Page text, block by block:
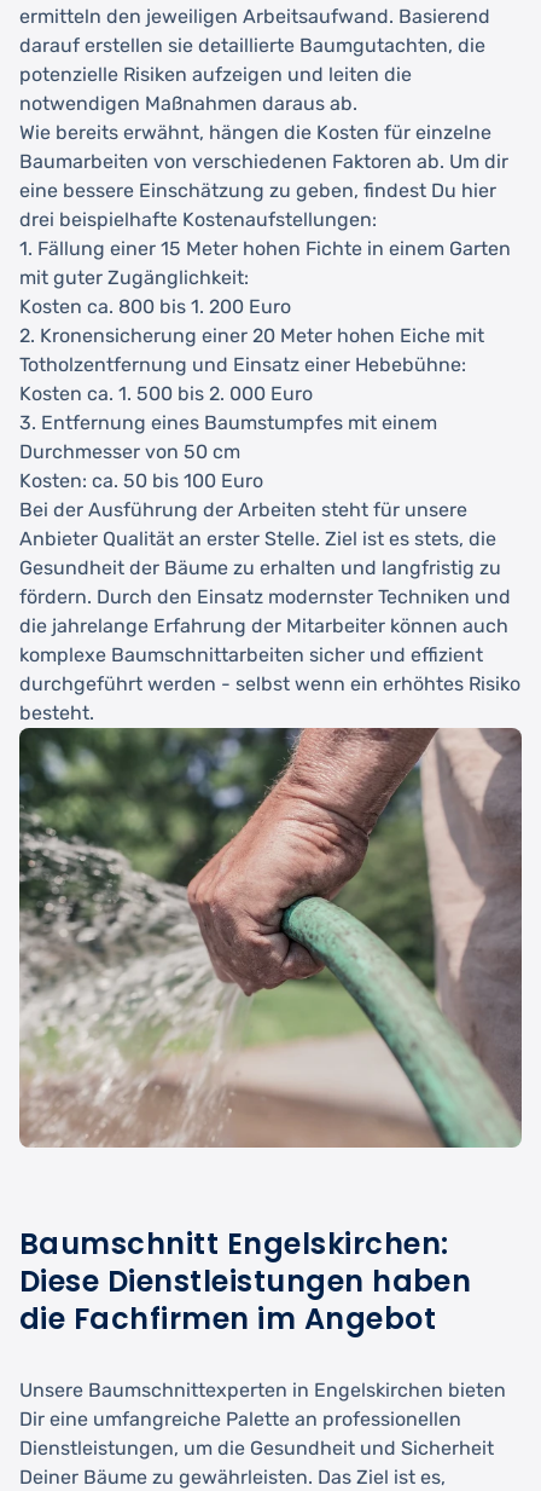
ermitteln den jeweiligen Arbeitsaufwand. Basierend
darauf erstellen sie detaillierte Baumgutachten, die
potenzielle Risiken aufzeigen und leiten die
notwendigen Maßnahmen daraus ab.
Wie bereits erwähnt, hängen die Kosten für einzelne
Baumarbeiten von verschiedenen Faktoren ab. Um dir
eine bessere Einschätzung zu geben, findest Du hier
drei beispielhafte Kostenaufstellungen:
1. Fällung einer 15 Meter hohen Fichte in einem Garten
mit guter Zugänglichkeit:
Kosten ca. 800 bis 1. 200 Euro
2. Kronensicherung einer 20 Meter hohen Eiche mit
Totholzentfernung und Einsatz einer Hebebühne:
Kosten ca. 1. 500 bis 2. 000 Euro
3. Entfernung eines Baumstumpfes mit einem
Durchmesser von 50 cm
Kosten: ca. 50 bis 100 Euro
Bei der Ausführung der Arbeiten steht für unsere
Anbieter Qualität an erster Stelle. Ziel ist es stets, die
Gesundheit der Bäume zu erhalten und langfristig zu
fördern. Durch den Einsatz modernster Techniken und
die jahrelange Erfahrung der Mitarbeiter können auch
komplexe Baumschnittarbeiten sicher und effizient
durchgeführt werden - selbst wenn ein erhöhtes Risiko
besteht.
Baumschnitt Engelskirchen:
Diese Dienstleistungen haben
die Fachfirmen im Angebot
Unsere Baumschnittexperten in Engelskirchen bieten
Dir eine umfangreiche Palette an professionellen
Dienstleistungen, um die Gesundheit und Sicherheit
Deiner Bäume zu gewährleisten. Das Ziel ist es,